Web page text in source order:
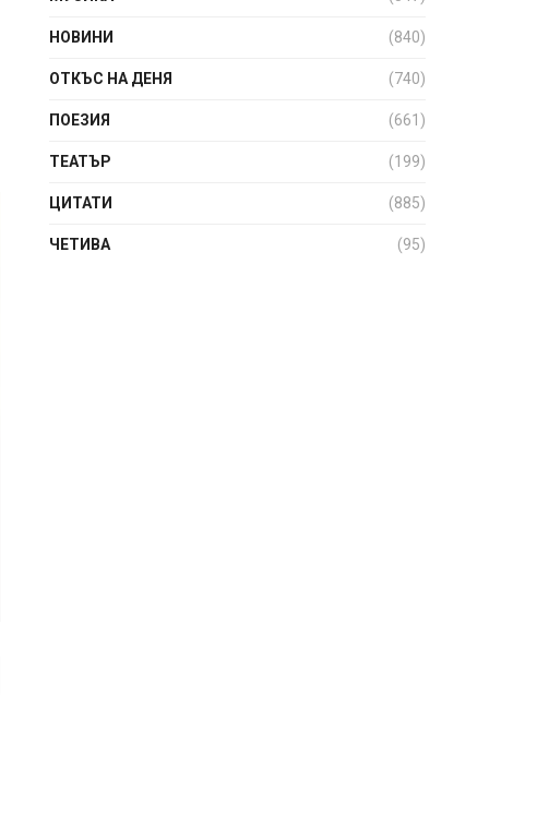
НОВИНИ (840)
ОТКЪС НА ДЕНЯ (740)
ПОЕЗИЯ (661)
ТЕАТЪР (199)
ЦИТАТИ (885)
ЧЕТИВА (95)